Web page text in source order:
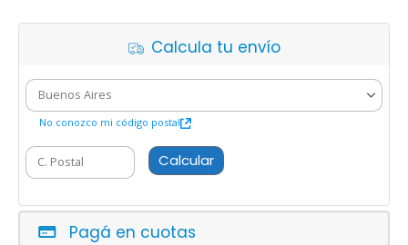
Calcula tu envío
No conozco mi código postal
Calcular
Pagá en cuotas